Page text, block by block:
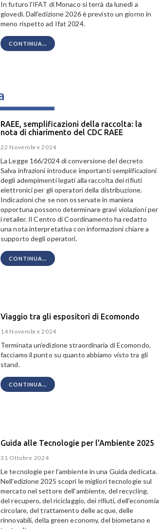
In futuro l'IFAT di Monaco si terrà da lunedì a
giovedì. Dall'edizione 2026 è previsto un giorno in
meno rispetto ad Ifat 2024.
CONTINUA...
RAEE, semplificazioni della raccolta: la
nota di chiarimento del CDC RAEE
22 Novembre 2024
La Legge 166/2024 di conversione del decreto
Salva infrazioni introduce importanti semplificazioni
degli adempimenti legati alla raccolta dei rifiuti
elettronici per gli operatori della distribuzione.
Indicazioni che se non osservate in maniera
opportuna possono determinare gravi violazioni per
i retailer. Il Centro di Coordinamento ha redatto
una nota interpretativa con informazioni chiare a
supporto degli operatori.
CONTINUA...
Viaggio tra gli espositori di Ecomondo
14 Novembre 2024
Terminata un’edizione straordinaria di Ecomondo,
facciamo il punto su quanto abbiamo visto tra gli
stand.
CONTINUA...
Guida alle Tecnologie per l'Ambiente 2025
31 Ottobre 2024
Le tecnologie per l'ambiente in una Guida dedicata.
Nell'edizione 2025 scopri le migliori tecnologie sul
mercato nel settore dell'ambiente, del recycling,
del recupero, del riciclaggio, dei rifiuti, dell'economia
circolare, del trattamento delle acque, delle
rinnovabili, della green economy, del biometano e